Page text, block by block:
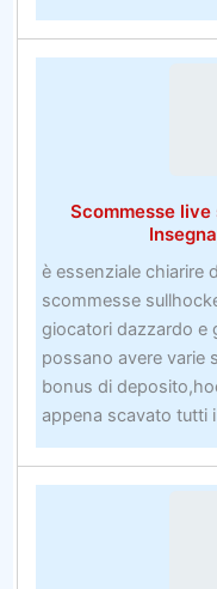
Scommesse
è essenziale chiarire
scommesse
giocatori dazzardo e
possano avere varie
bonus di
appena scavato tutti